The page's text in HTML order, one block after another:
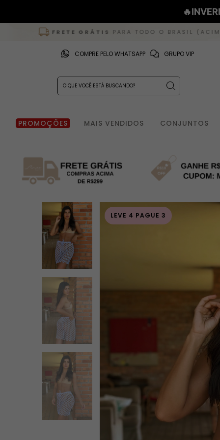
FRETE GRÁTIS PARA TODO O BRASIL (ACIMA DE R$
COMPRE PELO WHATSAPP GRUPO VIP
PROMOÇÕES MAIS VENDIDOS CONJUNTOS
LEVE 4 PAGUE 3